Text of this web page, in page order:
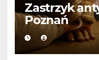
Zastrzyk
Poznań